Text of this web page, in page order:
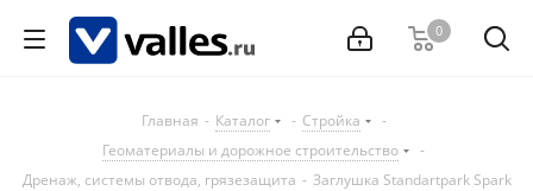
0
Главная - Каталог - Стройка
-
Геоматериалы и дорожное строительство
-
Дренаж, системы отвода, грязезащита - Заглушка Standartpark Spark